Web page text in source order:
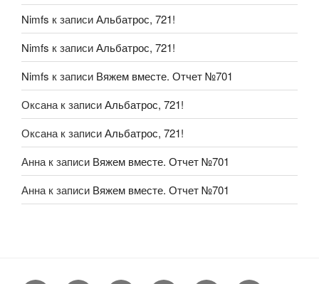
Nimfs к записиАльбатрос, 721!
Nimfs к записиАльбатрос, 721!
Nimfs к записи Вяжем вместе. Отчет №701
Оксана к записиАльбатрос, 721!
Оксана к записиАльбатрос, 721!
Анна к записи Вяжем вместе. Отчет №701
Анна к записи Вяжем вместе. Отчет №701